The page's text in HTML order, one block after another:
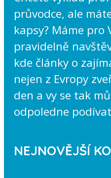
průvodce, ale
kapsy? Máme pro
pravidelně
kde články o
nejen z Evropy
den a vy se tak
odpoledne
NEJNOVĚJŠÍ